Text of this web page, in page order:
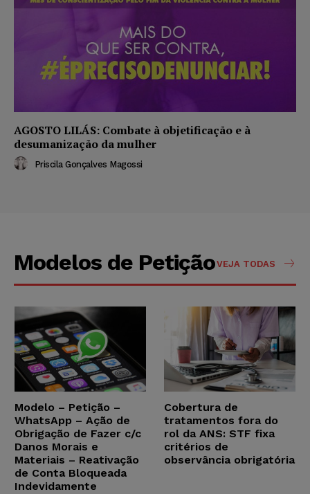
AGOSTO LILÁS: Combate à objetificação e à
desumanização da mulher
Priscila Gonçalves Magossi
Modelos de PetiçãoVEJA TODAS
Modelo – Petição –
WhatsApp – Ação de
Obrigação de Fazer c/c
Danos Morais e
Materiais – Reativação
de Conta Bloqueada
Indevidamente
Cobertura de
tratamentos fora do
rol da ANS: STF fixa
critérios de
observância obrigatória